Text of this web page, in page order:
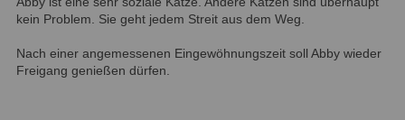
kein Problem. Sie geht jedem Streit aus dem Weg.
Nach einer angemessenen Eingewöhnungszeit soll Abby wieder
Freigang genießen dürfen.